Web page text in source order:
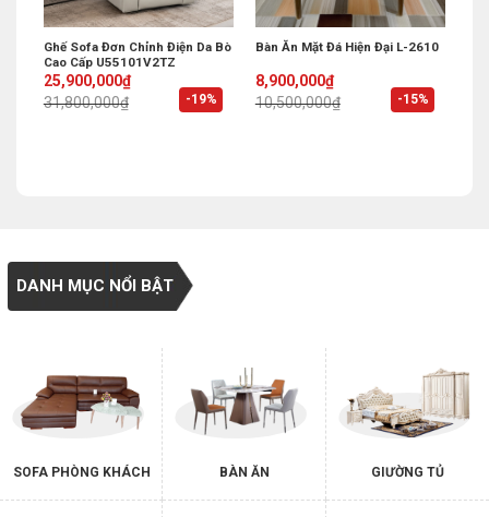
-19%
Ghế Sofa Đơn Chỉnh Điện Da Bò
Cao Cấp U55101V2TZ
31,800,000₫
Original
price
was:
25,900,000₫
Current
price
is:
-15%
Bàn Ăn Mặt Đá Hiện Đại L-2610
10,500,000₫
Original
price
was:
8,900,000₫
Current
price
is:
DANH MỤC NỔI BẬT
SOFA PHÒNG KHÁCH BÀN ĂN GIƯỜNG TỦ